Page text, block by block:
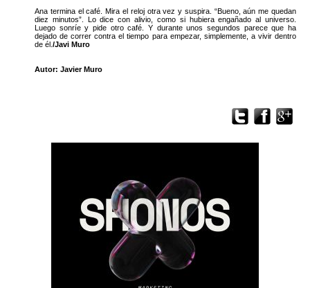
Ana termina el café. Mira el reloj otra vez y suspira. “Bueno, aún me quedan
diez minutos”. Lo dice con alivio, como si hubiera engañado al universo.
Luego sonríe y pide otro café. Y durante unos segundos parece que ha
dejado de correr contra el tiempo para empezar, simplemente, a vivir dentro
de él./Javi Muro
Autor: Javier Muro